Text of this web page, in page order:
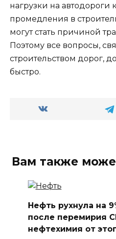
нагрузки на автодороги
промедления в
могут стать причиной
Поэтому все вопросы,
строительством дорог,
быстро.
Вам также
Нефть рухнула на
после перемирия
нефтехимия от